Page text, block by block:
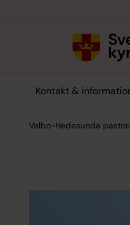
Kontakt &
Valbo-Hedesunda